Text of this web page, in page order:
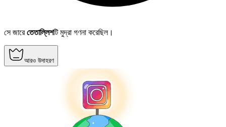
সে জারেতেতাল্লিশটি মুদ্রা গণনা করেছিল।
আরও উদাহরণ